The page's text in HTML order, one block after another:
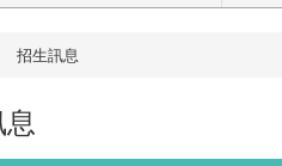
招生訊息
息